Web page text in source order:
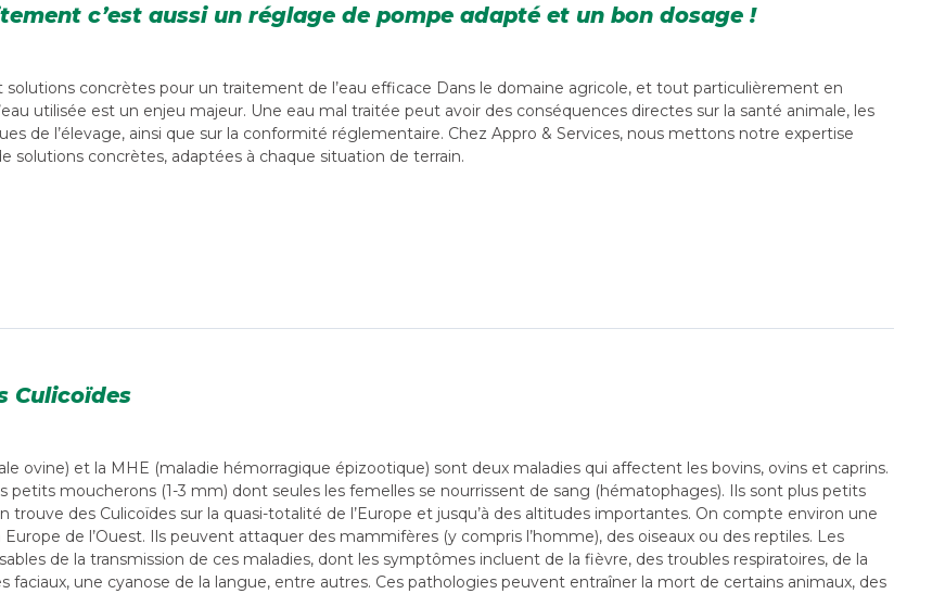
c’est aussi un réglage de pompe adapté et un bon dosage !
solutions concrètes pour un traitement de l’eau efficace Dans le domaine agricole, et tout particulièrement en
utilisée est un enjeu majeur. Une eau mal traitée peut avoir des conséquences directes sur la santé animale, les
de l’élevage, ainsi que sur la conformité réglementaire. Chez Appro & Services, nous mettons notre expertise
solutions concrètes, adaptées à chaque situation de terrain.
Culicoïdes
ovine) et la MHE (maladie hémorragique épizootique) sont deux maladies qui affectent les bovins, ovins et caprins.
petits moucherons (1-3 mm) dont seules les femelles se nourrissent de sang (hématophages). Ils sont plus petits
trouve des Culicoïdes sur la quasi-totalité de l’Europe et jusqu’à des altitudes importantes. On compte environ une
Europe de l’Ouest. Ils peuvent attaquer des mammifères (y compris l’homme), des oiseaux ou des reptiles. Les
de la transmission de ces maladies, dont les symptômes incluent de la fièvre, des troubles respiratoires, de la
faciaux, une cyanose de la langue, entre autres. Ces pathologies peuvent entraîner la mort de certains animaux, des